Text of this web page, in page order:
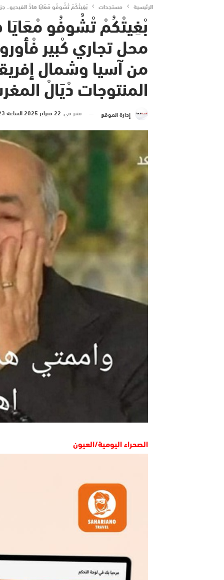
الرئيسية مستجدات بْغِيتْكُمْ تْشُوفُو مْعَايَا هاذْ الفيديو..
بْغِيتْكُمْ تْشُوفُو مْعَايَا
محل تجاري كْبير
من آسيا وشمال
المنتوجات دْيَالْ
إدارة الموقع نشر في 22 فبراير 2025 الساعة 23 و 53 دقيقة
الصحراء اليومية/العيون